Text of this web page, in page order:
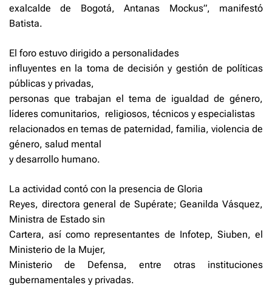
exalcalde de Bogotá, Antanas Mockus”, manifestó
Batista.
El foro estuvo dirigido a personalidades
influyentes en la toma de decisión y gestión de políticas
públicas y privadas,
personas que trabajan el tema de igualdad de género,
líderes comunitarios, religiosos, técnicos y especialistas
relacionados en temas de paternidad, familia, violencia de
género, salud mental
y desarrollo humano.
La actividad contó con la presencia de Gloria
Reyes, directora general de Supérate; Geanilda Vásquez,
Ministra de Estado sin
Cartera, así como representantes de Infotep, Siuben, el
Ministerio de la Mujer,
Ministerio de Defensa, entre otras instituciones
gubernamentales y privadas.